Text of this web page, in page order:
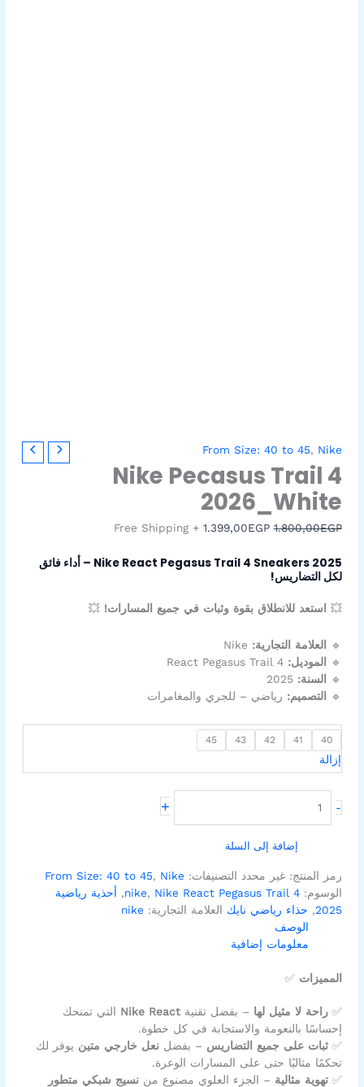
From Size: 40 to 45, Nike
Nike Pecasus Trail 4
2026_White
1.800,00EGP
السعر
هو:
1.800,00EGP.
1.399,00EGP
السعر
الحالي
هو:
1.399,00EGP.
+ Free Shipping
Nike React Pegasus Trail 4 Sneakers 2025 – أداء فائق
لكل التضاريس!
💥 استعد للانطلاق بقوة وثبات في جميع المسارات! 💥
🔹 العلامة التجارية:
🔹
الموديل: React Pegasus Trail 4
🔹
السنة:
🔹
التصميم: رياضي – للجري والمغامرات
40
41
42
43
45
إزالة
-
كمية
Nike
Pecasus
Trail
2026_White
+
إضافة إلى السلة
رمز المنتج:غير محدد التصنيفات: From Size: 40 to 45, Nike
الوسوم:
nike, Nike React Pegasus Trail 4
, أحذية رياضية
2025
, حذاء رياضي نايك العلامة التجارية: nike
الوصف
معلومات إضافية
المميزات ✅
✅راحة لا مثيل لها – بفضل تقنيةNike React التي تمنحك
إحساسًا بالنعومة والاستجابة في كل خطوة.
✅ثبات على جميع التضاريس – بفضلنعل خارجي متين يوفر لك
تحكمًا مثاليًا حتى على المسارات الوعرة.
✅تهوية مثالية – الجزء العلوي مصنوع مننسيج شبكي متطور